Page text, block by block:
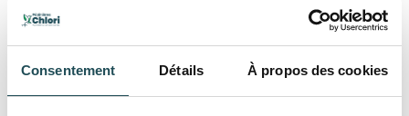
Consentement Détails À propos des cookies